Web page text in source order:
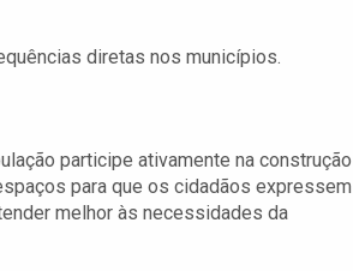
diretas nos municípios.
participe ativamente na
para que os cidadãos expressem
melhor às necessidades da